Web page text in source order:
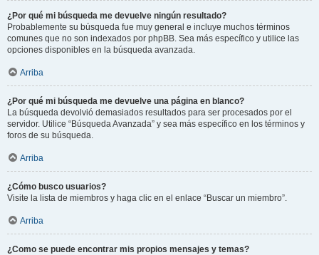
¿Por qué mi búsqueda me devuelve ningún resultado?
Probablemente su búsqueda fue muy general e incluye muchos términos
comunes que no son indexados por phpBB. Sea más específico y utilice las
opciones disponibles en la búsqueda avanzada.
Arriba
¿Por qué mi búsqueda me devuelve una página en blanco?
La búsqueda devolvió demasiados resultados para ser procesados por el
servidor. Utilice “Búsqueda Avanzada” y sea más específico en los términos y
foros de su búsqueda.
Arriba
¿Cómo busco usuarios?
Visite la lista de miembros y haga clic en el enlace “Buscar un miembro”.
Arriba
¿Como se puede encontrar mis propios mensajes y temas?